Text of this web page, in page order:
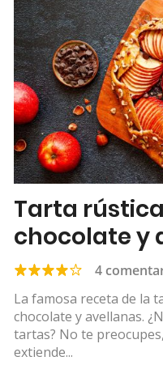
Tarta
chocolate y
4
La famosa receta de la
chocolate y avellanas.
tartas? No te
extiende...